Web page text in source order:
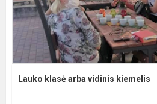
Lauko klasė arba vidinis kiemelis